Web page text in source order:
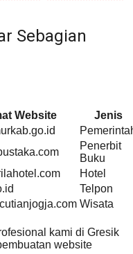
Sebagian
Website
Jenis
Penerbit
Buku
Hotel
Telpon
Wisata
kami di Gresik
website